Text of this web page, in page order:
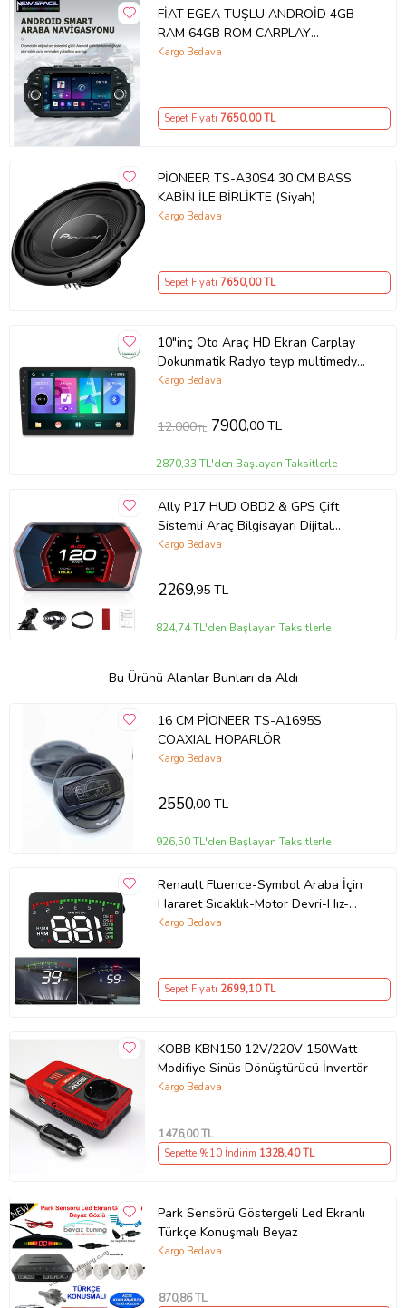
FİAT EGEA TUŞLU ANDROİD 4GB
RAM 64GB ROM CARPLAY
NAVİGASYON MULTİMEDYA
Kargo Bedava
Sepet Fiyatı 7650,00 TL
PİONEER TS-A30S4 30 CM BASS
KABİN İLE BİRLİKTE (Siyah)
Kargo Bedava
Sepet Fiyatı 7650,00 TL
10"inç Oto Araç HD Ekran Carplay
Dokunmatik Radyo teyp multimedya
WIFI Video oynatıcı Apple veya
Kargo Bedava
12.000TL 7900,00 TL
2870,33 TL'den Başlayan Taksitlerle
Ally P17 HUD OBD2 & GPS Çift
Sistemli Araç Bilgisayarı Dijital
Kilometre,Su Yağ Sıcaklığı Hız Ölçer
Kargo Bedava
2269,95 TL
824,74 TL'den Başlayan Taksitlerle
Bu Ürünü Alanlar Bunları da Aldı
16 CM PİONEER TS-A1695S
COAXIAL HOPARLÖR
Kargo Bedava
2550,00 TL
926,50 TL'den Başlayan Taksitlerle
Renault Fluence-Symbol Araba İçin
Hararet Sıcaklık-Motor Devri-Hız-
Akü Voltaj Gösterge Ekranı Harici
Kargo Bedava
Sepet Fiyatı 2699,10 TL
KOBB KBN150 12V/220V 150Watt
Modifiye Sinüs Dönüştürücü İnvertör
Kargo Bedava
1476,00 TL
Sepette %10 İndirim 1328,40 TL
Park Sensörü Göstergeli Led Ekranlı
Türkçe Konuşmalı Beyaz
Kargo Bedava
870,86 TL